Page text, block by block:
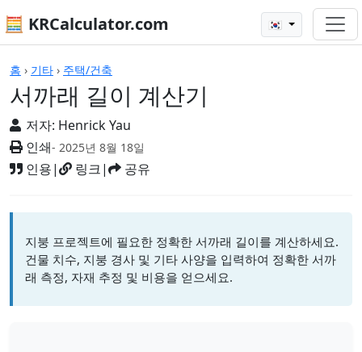
🧮 KRCalculator.com 🇰🇷
홈 › 기타 › 주택/건축
서까래 길이 계산기
저자: Henrick Yau
인쇄- 2025년 8월 18일
인용| 링크| 공유
계산기
지붕 프로젝트에 필요한 정확한 서까래 길이를 계산하세요.
건물 치수, 지붕 경사 및 기타 사양을 입력하여 정확한 서까
래 측정, 자재 추정 및 비용을 얻으세요.